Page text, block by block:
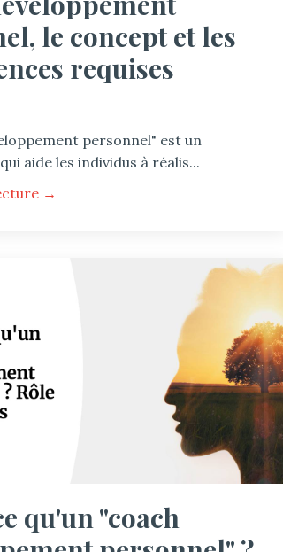
le concept et les
requises
personnel" est un
aide les individus à réalis...
→
qu'un "coach